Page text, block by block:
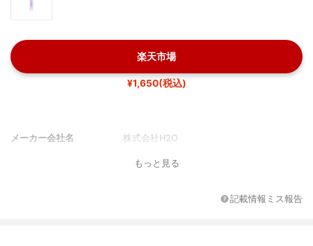
楽天市場
¥1,650(税込)
メーカー会社名 株式会社H2O
もっと見る
記載情報ミス報告